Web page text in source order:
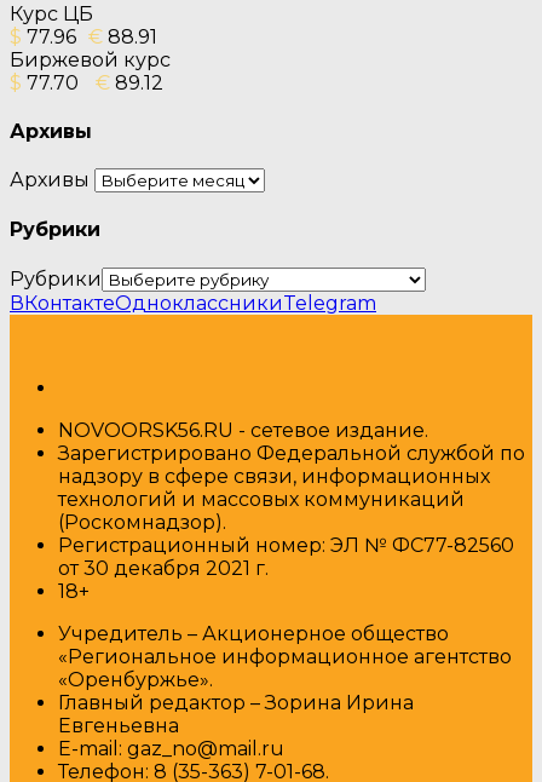
Курс ЦБ
$ 77.96 € 88.91
Биржевой курс
$ 77.70 € 89.12
Архивы
Архивы
Рубрики
Рубрики
ВКонтактеОдноклассникиTelegram
NOVOORSK56.RU - сетевое издание.
Зарегистрировано Федеральной службой по
надзору в сфере связи, информационных
технологий и массовых коммуникаций
(Роскомнадзор).
Регистрационный номер: ЭЛ № ФС77-82560
от 30 декабря 2021 г.
18+
Учредитель – Акционерное общество
«Региональное информационное агентство
«Оренбуржье».
Главный редактор – Зорина Ирина
Евгеньевна
E-mail: gaz_no@mail.ru
Телефон: 8 (35-363) 7-01-68.